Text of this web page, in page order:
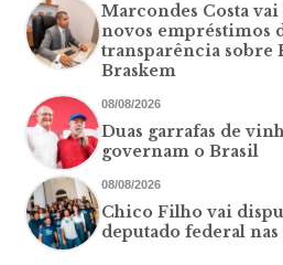
Marcondes Costa
novos empréstimos
transparência sobre
Braskem
08/08/2026
Duas garrafas de
governam o Brasil
08/08/2026
Chico Filho vai
deputado federal